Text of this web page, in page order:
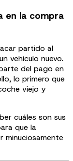
en la compra
partido al
vehículo nuevo.
del pago en
lo primero que
viejo y
cuáles son sus
que la
minuciosamente